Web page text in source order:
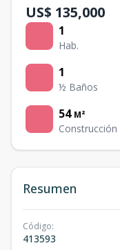
US$ 135,000
1
Hab.
1
½ Baños
54 M²
Construcción
Resumen
Código:
413593